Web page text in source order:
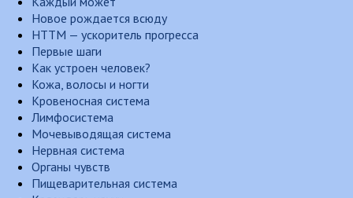
Новое рождается всюду
НТТМ — ускоритель прогресса
Первые шаги
Как устроен человек?
Кожа, волосы и ногти
Кровеносная система
Лимфосистема
Мочевыводящая система
Нервная система
Органы чувств
Пищеварительная система